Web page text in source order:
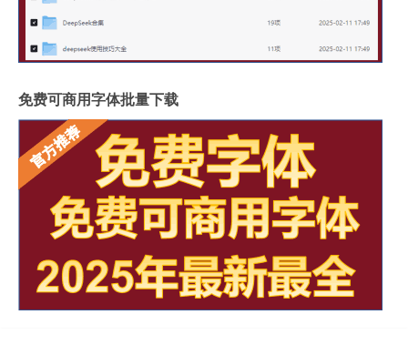
免费可商用字体批量下载